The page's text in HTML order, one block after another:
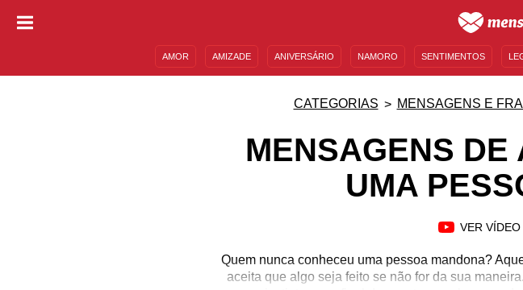
AMOR AMIZADE ANIVERSÁRIO NAMORO SENTIMENTOS
CATEGORIAS MENSAGENS E
MENSAGENS DE
UMA
VER VÍDEO
Quem nunca conheceu uma pessoa mandona?
aceita que algo seja feito se não for da sua